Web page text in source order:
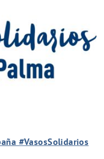
#VasosSolidarios